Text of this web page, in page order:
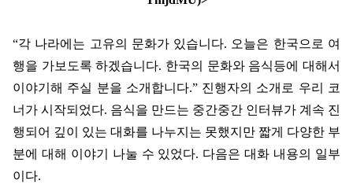
“각 나라에는 고유의 문화가 있습니다. 오늘은 한국으로 여
행을 가보도록 하겠습니다. 한국의 문화와 음식등에 대해서
이야기해 주실 분을 소개합니다.” 진행자의 소개로 우리 코
너가 시작되었다. 음식을 만드는 중간중간 인터뷰가 계속 진
행되어 깊이 있는 대화를 나누지는 못했지만 짧게 다양한 부
분에 대해 이야기 나눌 수 있었다. 다음은 대화 내용의 일부
이다.